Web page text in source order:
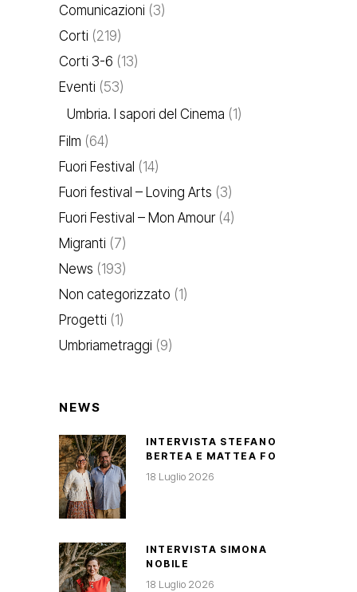
Comunicazioni (3)
Corti (219)
Corti 3-6 (13)
Eventi (53)
Umbria. I sapori del Cinema (1)
Film (64)
Fuori Festival (14)
Fuori festival – Loving Arts (3)
Fuori Festival – Mon Amour(4)
Migranti (7)
News (193)
Non categorizzato (1)
Progetti (1)
Umbriametraggi (9)
NEWS
INTERVISTA STEFANO
BERTEA E MATTEA FO
18 Luglio 2026
INTERVISTA SIMONA
NOBILE
18 Luglio 2026